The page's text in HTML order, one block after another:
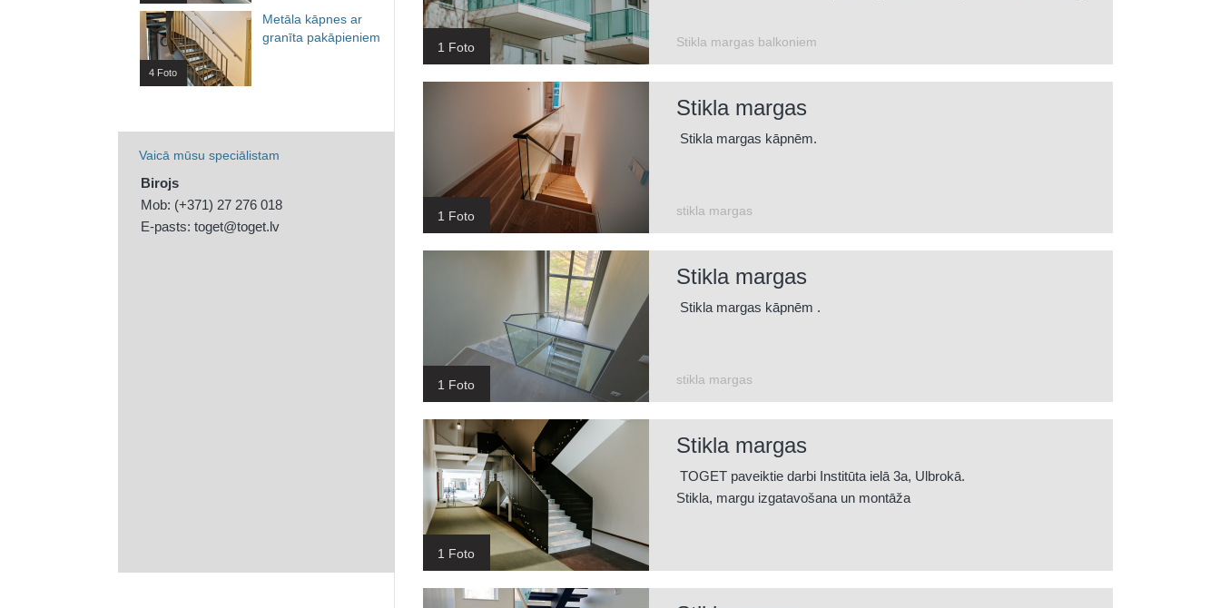
Metāla kāpnes ar
granīta pakāpieniem
4 Foto
Vaicā mūsu speciālistam
Birojs
Mob: (+371) 27 276 018
E-pasts: toget@toget.lv
1 Foto Stikla margas balkoniem
1 Foto
Stikla margas
Stikla margas kāpnēm.
stikla margas
1 Foto
Stikla margas
Stikla margas kāpnēm .
stikla margas
1 Foto
Stikla margas
TOGET paveiktie darbi Institūta ielā 3a, Ulbrokā.
Stikla, margu izgatavošana un montāža